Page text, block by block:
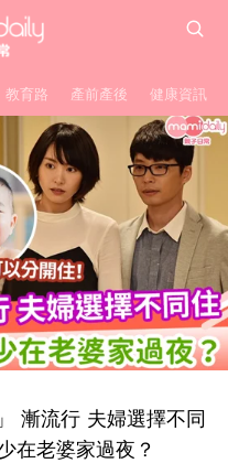
教育路 產前產後 健康資訊
漸流行 夫婦選擇不同
在老婆家過夜？